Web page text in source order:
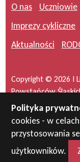
Polityka
cookies - w
przystosowania
użytkowników.
O nas
Uczniowie
Imprezy cykliczne
Aktualności
Copyright © 2026 I
Powstańców
serwisu zastrzeżone.
Projekt i wykonanie: